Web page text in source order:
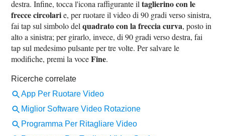
destra. Infine, tocca l'icona raffigurante iltaglierino con le
frecce circolarie, per ruotare il video di 90 gradi verso sinistra,
fai tap sul simbolo delquadrato con la freccia curva, posto in
alto a sinistra; per girarlo, invece, di 90 gradi verso destra, fai
tap sul medesimo pulsante per tre volte. Per salvare le
modifiche, premi la voceFine.